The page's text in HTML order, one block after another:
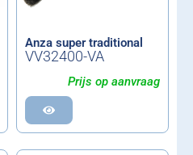
Anza super traditional
VV32400-VA
Prijs op aanvraag